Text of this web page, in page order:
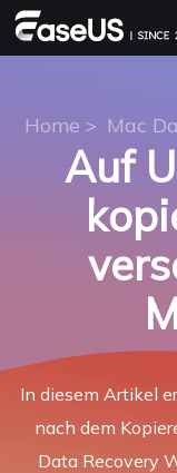
Home > Mac
Auf
In diesem Artikel
nach dem
Data Recovery